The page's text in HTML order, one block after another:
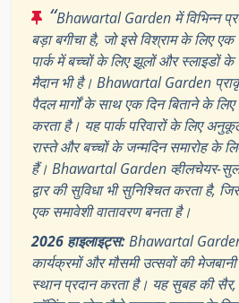
“Bhawartal Garden में विभिन्न
बड़ा बगीचा है, जो इसे विश्राम के लिए
पार्क में बच्चों के लिए झूलों और
मैदान भी है। Bhawartal Garden
पैदल मार्गों के साथ एक दिन बिताने के लिए
करता है। यह पार्क परिवारों के लिए
रास्ते और बच्चों के जन्मदिन समारोह के
हैं। Bhawartal Garden व्हीलचेयर-
द्वार की सुविधा भी सुनिश्चित करता है,
एक समावेशी वातावरण बनता है।
2026 हाइलाइट्स:Bhawartal Garden
कार्यक्रमों और मौसमी उत्सवों की
स्थान प्रदान करता है। यह सुबह की सैर,